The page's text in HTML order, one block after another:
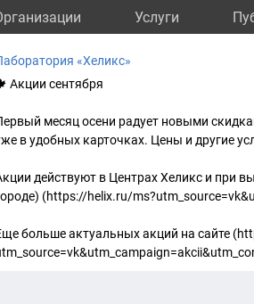
Услуги
«Хеликс»
Акции сентября
месяц осени радует новыми
в удобных карточках. Цены и другие
действуют в Центрах Хеликс и при
(https://helix.ru/
больше актуальных акций на сайте